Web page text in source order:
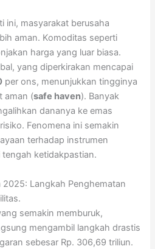
ini, masyarakat berusaha
aman. Komoditas seperti
harga yang luar biasa.
yang diperkirakan mencapai
per ons, menunjukkan tingginya
aman (safe haven). Banyak
dananya ke emas
Fenomena ini semakin
terhadap instrumen
ketidakpastian.
Langkah Penghematan
semakin memburuk,
mengambil langkah drastis
sebesar Rp. 306,69 triliun.